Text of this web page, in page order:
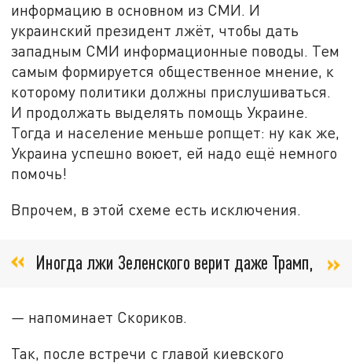
информацию в основном из СМИ. И
украинский президент лжёт, чтобы дать
западным СМИ информационные поводы. Тем
самым формируется общественное мнение, к
которому политики должны прислушиваться.
И продолжать выделять помощь Украине.
Тогда и население меньше ропщет: ну как же,
Украина успешно воюет, ей надо ещё немного
помочь!
Впрочем, в этой схеме есть исключения.
Иногда лжи Зеленского верит даже Трамп,
— напоминает Скориков.
Так, после встречи с главой киевского